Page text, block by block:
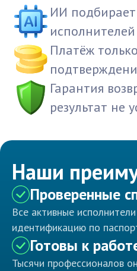
ИИ
исполнителей
Платёж
Гарантия
результат не
Наши
Проверенные
Все активные
идентификацию по
Готовы к
Тысячи профессионалов